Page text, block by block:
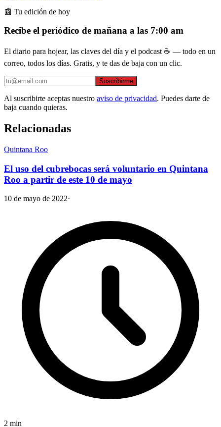
📰 Tu edición de hoy
Recibe el periódico de mañana a las 7:00 am
El diario para hojear, las claves del día y el podcast ☕ — todo en un
correo, todos los días. Gratis, y te das de baja con un clic.
Suscribirme
Al suscribirte aceptas nuestro aviso de privacidad. Puedes darte de
baja cuando quieras.
Relacionadas
Quintana Roo
El uso del cubrebocas será voluntario en Quintana
Roo a partir de este 10 de mayo
10 de mayo de 2022·
2 min